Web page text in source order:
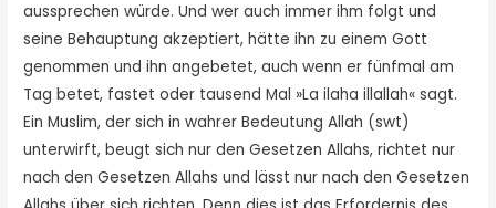
aussprechen würde. Und wer auch immer ihm folgt und
seine Behauptung akzeptiert, hätte ihn zu einem Gott
genommen und ihn angebetet, auch wenn er fünfmal am
Tag betet, fastet oder tausend Mal »La ilaha illallah« sagt.
Ein Muslim, der sich in wahrer Bedeutung Allah (swt)
unterwirft, beugt sich nur den Gesetzen Allahs, richtet nur
nach den Gesetzen Allahs und lässt nur nach den Gesetzen